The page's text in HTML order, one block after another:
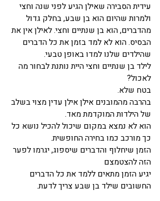
עידית הסבירה שאילן הגיע לפני שנה וחצי
ולמרות שהיום הוא בן שבע, בחלק גדול
מהדברים, הוא בן שנתיים וחצי. לאילן אין את
הבסיס. הוא לא למד בזמן את כל הדברים
שהילדים שלנו למדו באופן טבעי.
לילד בן שנתיים וחצי היית נותנת לבחור מה
לאכול?
בטח שלא.
בהרבה מהמובנים אילן אילן עדין מצוי בשלב
של הילדות המוקדמת מאד.
הוא לא נמצא במקום שיכול להכיל נושא כל
כך מורכב כמו בחירה החופשית.
הזמן שיחלוף והדברים שיספוג, יגרמו לפער
הזה להצטמצם
יגיע הזמן מתאים ללמד את כל הדברים
החשובים שילד בן שבע צריך לדעת.